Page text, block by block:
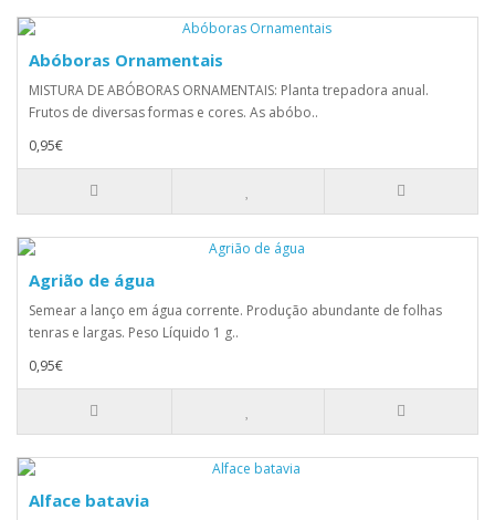
Abóboras Ornamentais
MISTURA DE ABÓBORAS ORNAMENTAIS: Planta trepadora anual.
Frutos de diversas formas e cores. As abóbo..
0,95€
Agrião de água
Semear a lanço em água corrente. Produção abundante de folhas
tenras e largas. Peso Líquido 1 g..
0,95€
Alface batavia